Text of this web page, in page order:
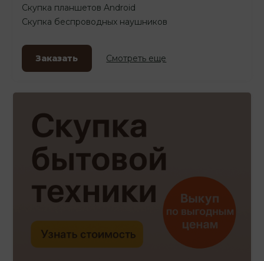
Скупка планшетов Android
Скупка беспроводных наушников
Заказать Смотреть еще